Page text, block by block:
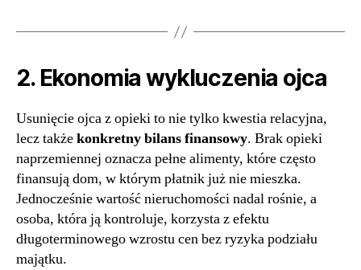
2. Ekonomia wykluczenia ojca
Usunięcie ojca z opieki to nie tylko kwestia relacyjna,
lecz takżekonkretny bilans finansowy. Brak opieki
naprzemiennej oznacza pełne alimenty, które często
finansują dom, w którym płatnik już nie mieszka.
Jednocześnie wartość nieruchomości nadal rośnie, a
osoba, która ją kontroluje, korzysta z efektu
długoterminowego wzrostu cen bez ryzyka podziału
majątku.